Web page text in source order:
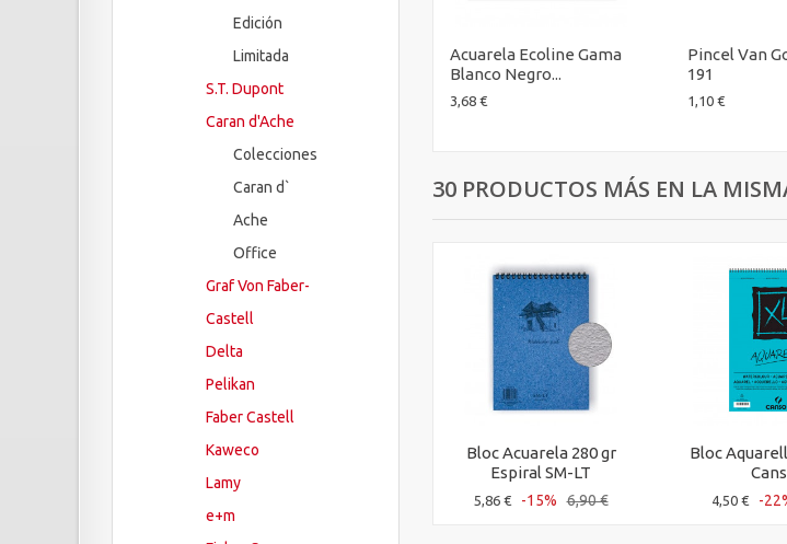
Edición
Limitada
S.T. Dupont
Caran d'Ache
Colecciones
Caran d`
Ache
Office
Graf Von Faber-
Castell
Delta
Pelikan
Faber Castell
Kaweco
Lamy
e+m
Acuarela Ecoline Gama
Blanco Negro...
3,68 €
Pincel Van
191
1,10 €
30 PRODUCTOS MÁS EN LA
Bloc Acuarela 280 gr
Espiral SM-LT
5,86 € -15% 6,90 €
Bloc
4,50 € -